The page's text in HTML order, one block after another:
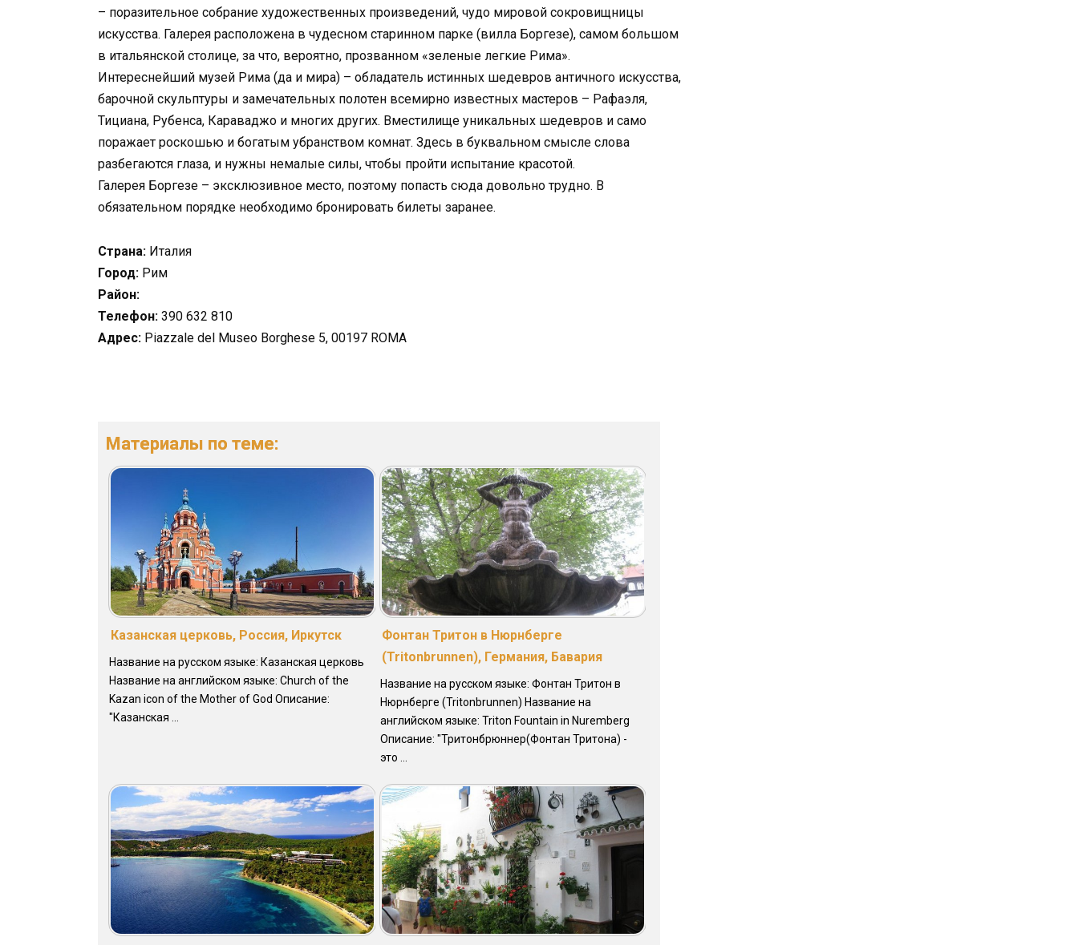
– поразительное собрание художественных произведений, чудо мировой сокровищницы
искусства. Галерея расположена в чудесном старинном парке (вилла Боргезе), самом большом
в итальянской столице, за что, вероятно, прозванном «зеленые легкие Рима».
Интереснейший музей Рима (да и мира) – обладатель истинных шедевров античного искусства,
барочной скульптуры и замечательных полотен всемирно известных мастеров – Рафаэля,
Тициана, Рубенса, Караваджо и многих других. Вместилище уникальных шедевров и само
поражает роскошью и богатым убранством комнат. Здесь в буквальном смысле слова
разбегаются глаза, и нужны немалые силы, чтобы пройти испытание красотой.
Галерея Боргезе – эксклюзивное место, поэтому попасть сюда довольно трудно. В
обязательном порядке необходимо бронировать билеты заранее.
Страна: Италия
Город: Рим
Район:
Телефон: 390 632 810
Адрес: Piazzale del Museo Borghese 5, 00197 ROMA
Материалы по теме:
Казанская церковь, Россия, Иркутск
Название на русском языке: Казанская церковь
Название на английском языке: Church of the
Kazan icon of the Mother of God Описание:
"Казанская ...
Фонтан Тритон в Нюрнберге
(Tritonbrunnen), Германия, Бавария
Название на русском языке: Фонтан Тритон в
Нюрнберге (Tritonbrunnen) Название на
английском языке: Triton Fountain in Nuremberg
Описание: "Тритонбрюннер(Фонтан Тритона) -
это ...